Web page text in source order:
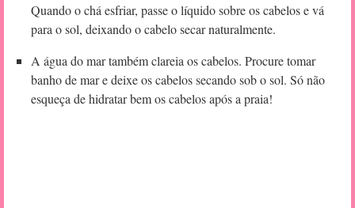
Quando o chá esfriar, passe o líquido sobre os cabelos e vá
para o sol, deixando o cabelo secar naturalmente.
A água do mar também clareia os cabelos. Procure tomar
banho de mar e deixe os cabelos secando sob o sol. Só não
esqueça de hidratar bem os cabelos após a praia!